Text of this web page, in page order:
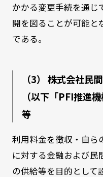
かかる変更手続を通じ
開を図ることが可能と
である。
（3） 株式会社民
（以下「PFI推進
等
利用料金を徴収・自ら
に対する金融および民
の供給等を目的として